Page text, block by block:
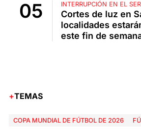
INTERRUPCIÓN EN EL
Cortes de luz en
localidades
este fin de
TEMAS
COPA MUNDIAL DE FÚTBOL DE 2026